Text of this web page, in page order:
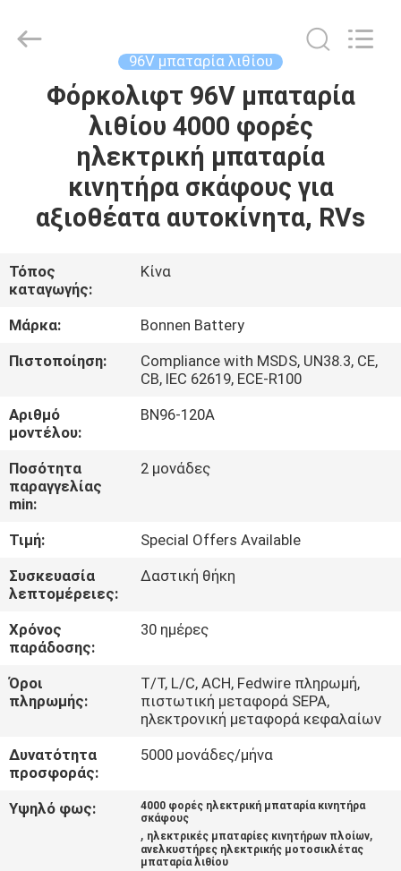
ΑΡΧΙΚΉ
ΠΡΟΪΌΝΤΑ
ΣΧΕΤΙΚΆ
ΜΕ
ΕΜΆΣ
ΓΎΡΟΣ
ΕΡΓΟΣΤΑΣΊΩΝ
ΠΟΙΟΤΙΚΌΣ
ΈΛΕΓΧΟΣ
ΕΠΑΦΉ
ΝΈΑ
SITEMAP
ΠΟΛΙΤΙΚΉ
ΑΠΟΡΡΉΤΟΥ
Technology
96V μπαταρία λιθίου
Φόρκολιφτ 96V μπαταρία
λιθίου 4000 φορές
ηλεκτρική μπαταρία
κινητήρα σκάφους για
αξιοθέατα αυτοκίνητα, RVs
Τόπος
καταγωγής:
Κίνα
Μάρκα:
Bonnen Battery
Πιστοποίηση:
Compliance with MSDS, UN38.3, CE,
CB, IEC 62619, ECE-R100
Αριθμό
μοντέλου:
BN96-120Α
Ποσότητα
παραγγελίας
min:
2 μονάδες
Τιμή:
Special Offers Available
Συσκευασία
λεπτομέρειες:
Δαστική θήκη
Χρόνος
παράδοσης:
30 ημέρες
Όροι
πληρωμής:
Τ/Τ, L/C, ACH, Fedwire πληρωμή,
πιστωτική μεταφορά SEPA,
ηλεκτρονική μεταφορά κεφαλαίων
Δυνατότητα
προσφοράς:
5000 μονάδες/μήνα
Υψηλό φως:
4000 φορές ηλεκτρική μπαταρία κινητήρα
σκάφους
, ηλεκτρικές μπαταρίες κινητήρων πλοίων,
ανελκυστήρες ηλεκτρικής μοτοσικλέτας
μπαταρία λιθίου